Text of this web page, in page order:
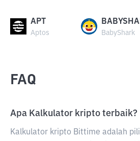
APT
Aptos BabyShark
FAQ
Apa Kalkulator kripto terbaik?
Kalkulator kripto Bittime adalah